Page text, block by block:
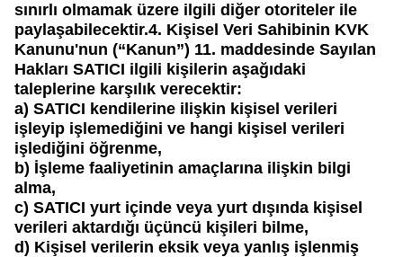
sınırlı olmamak üzere ilgili diğer otoriteler ile
paylaşabilecektir.4. Kişisel Veri Sahibinin KVK
Kanunu'nun (“Kanun”) 11. maddesinde Sayılan
Hakları SATICI ilgili kişilerin aşağıdaki
taleplerine karşılık verecektir:
a) SATICI kendilerine ilişkin kişisel verileri
işleyip işlemediğini ve hangi kişisel verileri
işlediğini öğrenme,
b) İşleme faaliyetinin amaçlarına ilişkin bilgi
alma,
c) SATICI yurt içinde veya yurt dışında kişisel
verileri aktardığı üçüncü kişileri bilme,
d) Kişisel verilerin eksik veya yanlış işlenmiş